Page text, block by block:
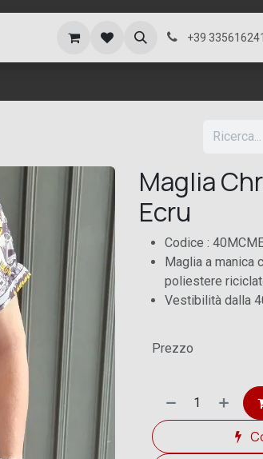
+39
Maglia
Ecru
Codice :
Maglia a manica
poliestere
Vestibilità dalla
Prezzo